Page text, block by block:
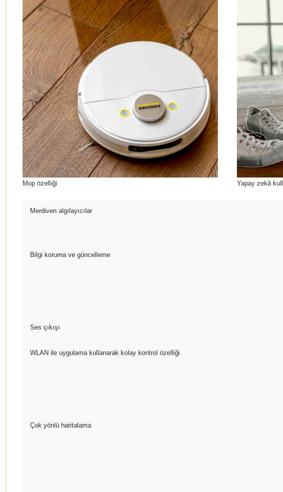
Mop özelliği Yapay zekâ
Merdiven algılayıcılar
Bilgi koruma ve güncelleme
Ses çıkışı
WLAN ile uygulama kullanarak kolay kontrol özelliği
Çok yönlü haritalama